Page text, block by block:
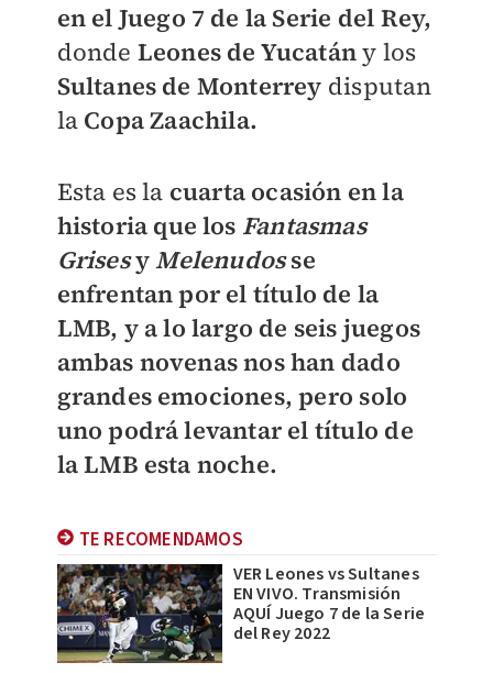
en el Juego 7 de la Serie del Rey,
donde Leones de Yucatány los
Sultanes de Monterrey disputan
la Copa Zaachila.
Esta es la cuarta ocasión en la
historia que los Fantasmas
GrisesyMelenudosse
enfrentan por el título de la
LMB, y a lo largo de seis juegos
ambas novenas nos han dado
grandes emociones, pero solo
uno podrá levantar el título de
la LMB esta noche.
TE RECOMENDAMOS
VER Leones vs Sultanes
EN VIVO. Transmisión
AQUÍ Juego 7 de la Serie
del Rey 2022